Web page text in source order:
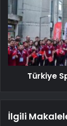
Türkiye
İlgili